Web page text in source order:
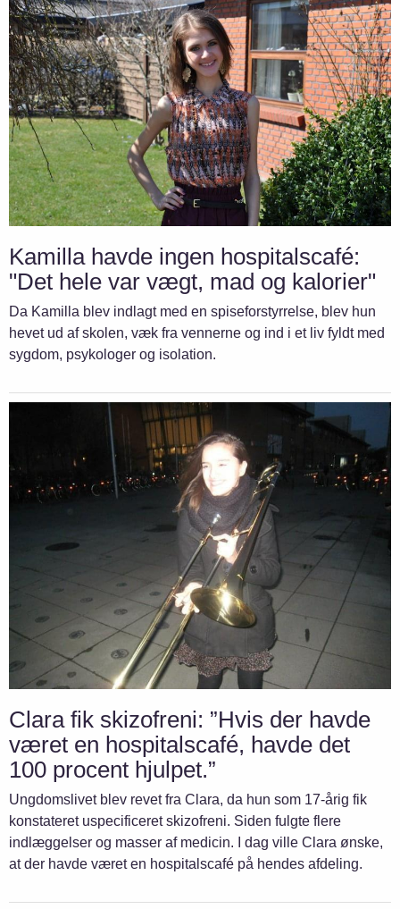
Kamilla havde ingen hospitalscafé:
"Det hele var vægt, mad og kalorier"
Da Kamilla blev indlagt med en spiseforstyrrelse, blev hun
hevet ud af skolen, væk fra vennerne og ind i et liv fyldt med
sygdom, psykologer og isolation.
Clara fik skizofreni: ”Hvis der havde
været en hospitalscafé, havde det
100 procent hjulpet.”
Ungdomslivet blev revet fra Clara, da hun som 17-årig fik
konstateret uspecificeret skizofreni. Siden fulgte flere
indlæggelser og masser af medicin. I dag ville Clara ønske,
at der havde været en hospitalscafé på hendes afdeling.